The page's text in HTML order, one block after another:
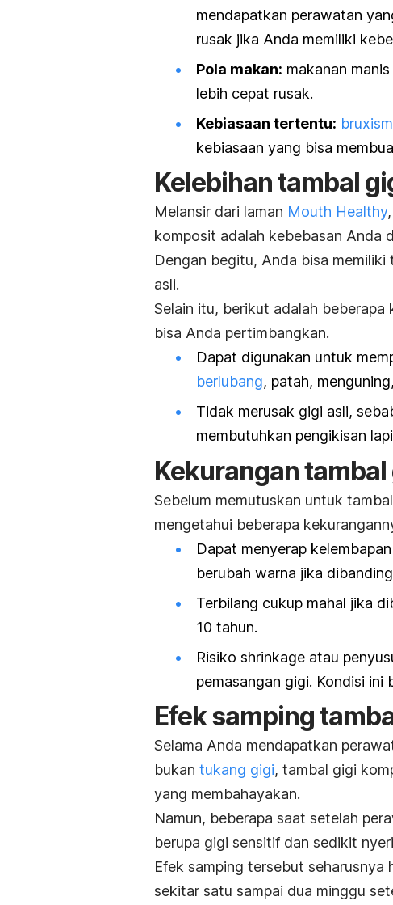
mendapatkan perawatan
rusak jika Anda memiliki
Pola makan: makanan
lebih cepat rusak.
Kebiasaan tertentu: bruxism
kebiasaan yang bisa
Kelebihan tambal
Melansir dari laman Mouth Healthy
komposit adalah kebebasan Anda
Dengan begitu, Anda bisa
asli.
Selain itu, berikut adalah beberapa
bisa Anda pertimbangkan.
Dapat digunakan untuk
berlubang, patah,
Tidak merusak gigi asli,
membutuhkan pengikisan
Kekurangan
Sebelum memutuskan untuk
mengetahui beberapa
Dapat menyerap
berubah warna jika
Terbilang cukup mahal jika
10 tahun.
Risiko shrinkage atau
pemasangan gigi. Kondisi
Efek samping
Selama Anda mendapatkan
bukan tukang gigi, tambal gigi
yang membahayakan.
Namun, beberapa saat setelah
berupa gigi sensitif dan sedikit
Efek samping tersebut
sekitar satu sampai dua minggu